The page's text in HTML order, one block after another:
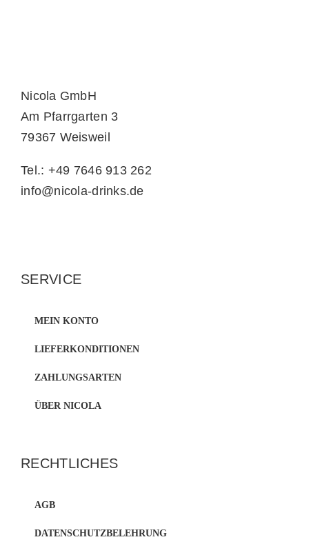
Nicola GmbH
Am Pfarrgarten 3
79367 Weisweil
Tel.: +49 7646 913 262
info@nicola-drinks.de
SERVICE
MEIN KONTO
LIEFERKONDITIONEN
ZAHLUNGSARTEN
ÜBER NICOLA
RECHTLICHES
AGB
DATENSCHUTZBELEHRUNG